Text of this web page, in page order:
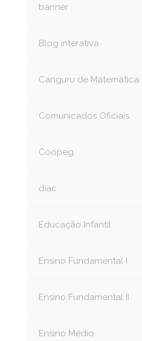
banner
Blog interativa
Canguru de Matemática
Comunicados Oficiais
Coopeg
diac
Educação Infantil
Ensino Fundamental I
Ensino Fundamental II
Ensino Médio